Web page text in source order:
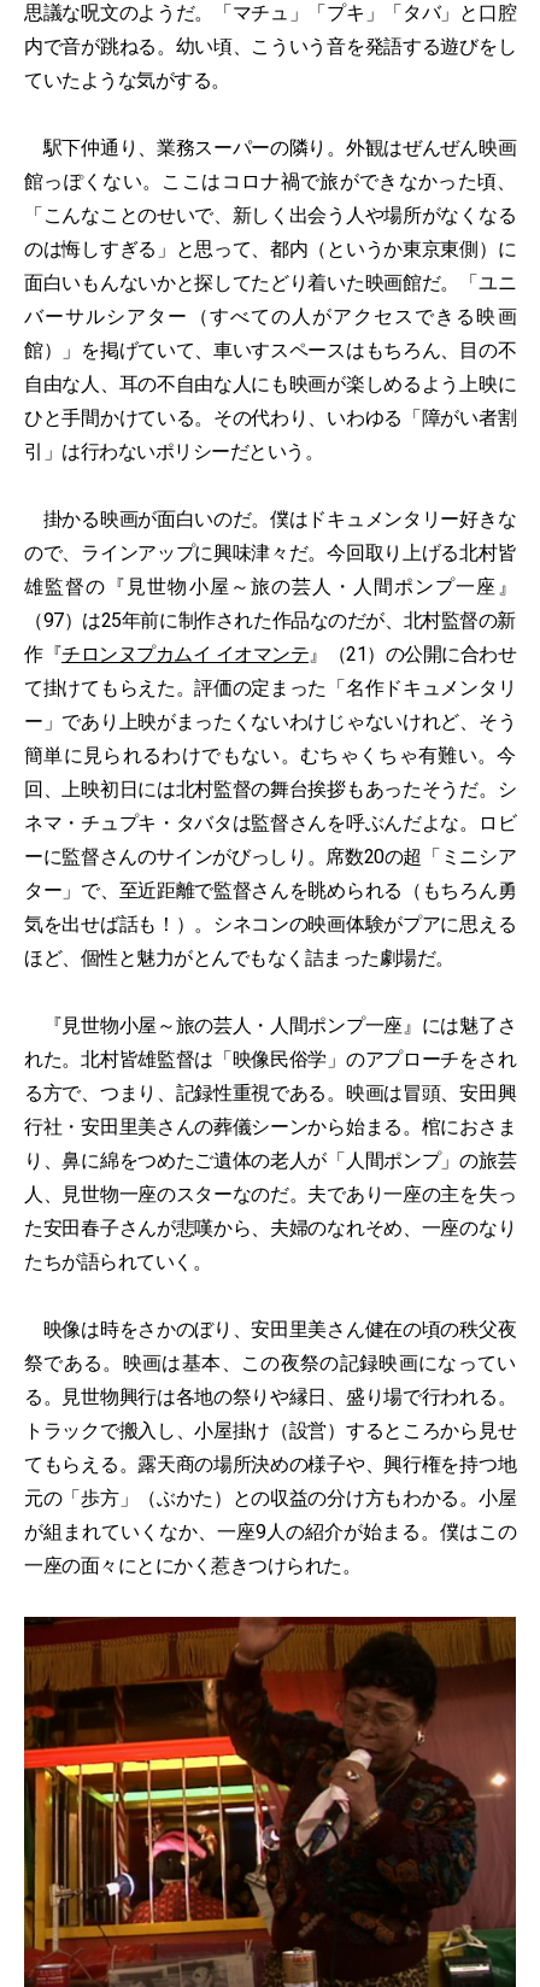
思議な呪文のようだ。「マチュ」「プキ」「タバ」と口腔
内で音が跳ねる。幼い頃、こういう音を発語する遊びをし
ていたような気がする。
駅下仲通り、業務スーパーの隣り。外観はぜんぜん映画
館っぽくない。ここはコロナ禍で旅ができなかった頃、
「こんなことのせいで、新しく出会う人や場所がなくなる
のは悔しすぎる」と思って、都内（というか東京東側）に
面白いもんないかと探してたどり着いた映画館だ。「ユニ
バーサルシアター（すべての人がアクセスできる映画
館）」を掲げていて、車いすスペースはもちろん、目の不
自由な人、耳の不自由な人にも映画が楽しめるよう上映に
ひと手間かけている。その代わり、いわゆる「障がい者割
引」は行わないポリシーだという。
掛かる映画が面白いのだ。僕はドキュメンタリー好きな
ので、ラインアップに興味津々だ。今回取り上げる北村皆
雄監督の『見世物小屋～旅の芸人・人間ポンプ一座』
（97）は25年前に制作された作品なのだが、北村監督の新
作『チロンヌプカムイ イオマンテ』（21）の公開に合わせ
て掛けてもらえた。評価の定まった「名作ドキュメンタリ
ー」であり上映がまったくないわけじゃないけれど、そう
簡単に見られるわけでもない。むちゃくちゃ有難い。今
回、上映初日には北村監督の舞台挨拶もあったそうだ。シ
ネマ・チュプキ・タバタは監督さんを呼ぶんだよな。ロビ
ーに監督さんのサインがびっしり。席数20の超「ミニシア
ター」で、至近距離で監督さんを眺められる（もちろん勇
気を出せば話も！）。シネコンの映画体験がプアに思える
ほど、個性と魅力がとんでもなく詰まった劇場だ。
『見世物小屋～旅の芸人・人間ポンプ一座』には魅了さ
れた。北村皆雄監督は「映像民俗学」のアプローチをされ
る方で、つまり、記録性重視である。映画は冒頭、安田興
行社・安田里美さんの葬儀シーンから始まる。棺におさま
り、鼻に綿をつめたご遺体の老人が「人間ポンプ」の旅芸
人、見世物一座のスターなのだ。夫であり一座の主を失っ
た安田春子さんが悲嘆から、夫婦のなれそめ、一座のなり
たちが語られていく。
映像は時をさかのぼり、安田里美さん健在の頃の秩父夜
祭である。映画は基本、この夜祭の記録映画になってい
る。見世物興行は各地の祭りや縁日、盛り場で行われる。
トラックで搬入し、小屋掛け（設営）するところから見せ
てもらえる。露天商の場所決めの様子や、興行権を持つ地
元の「歩方」（ぶかた）との収益の分け方もわかる。小屋
が組まれていくなか、一座9人の紹介が始まる。僕はこの
一座の面々にとにかく惹きつけられた。